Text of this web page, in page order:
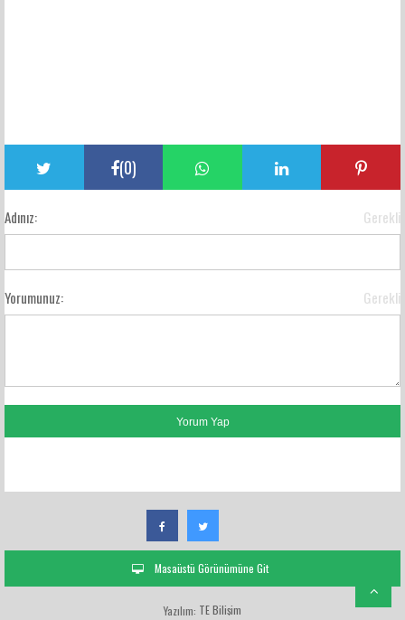
(0)
Adınız: Gerekli
Yorumunuz: Gerekli
Masaüstü Görünümüne Git
Yazılım: TE Bilişim